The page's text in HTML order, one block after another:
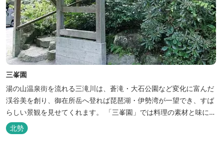
三峯園
湯の山温泉街を流れる三滝川は、蒼滝・大石公園など変化に富んだ
渓谷美を創り、御在所岳へ登れば琵琶湖・伊勢湾が一望でき、すば
らしい景観を見せてくれます。 「三峯園」では料理の素材と味にも
こだわり、お客様に四季の織り成す景観と、いい湯、いい味、めぐ
りあいをお届けいたします。
北勢